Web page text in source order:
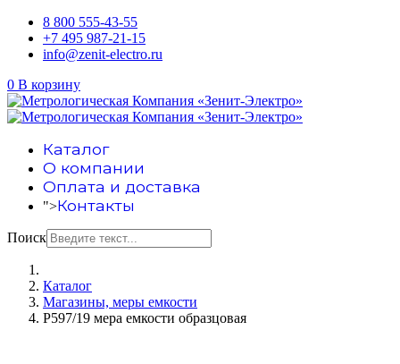
8 800 555-43-55
+7 495 987-21-15
info@zenit-electro.ru
0 В корзину
Каталог
О компании
Оплата и доставка
">Контакты
Поиск
Каталог
Магазины, меры емкости
Р597/19 мера емкости образцовая